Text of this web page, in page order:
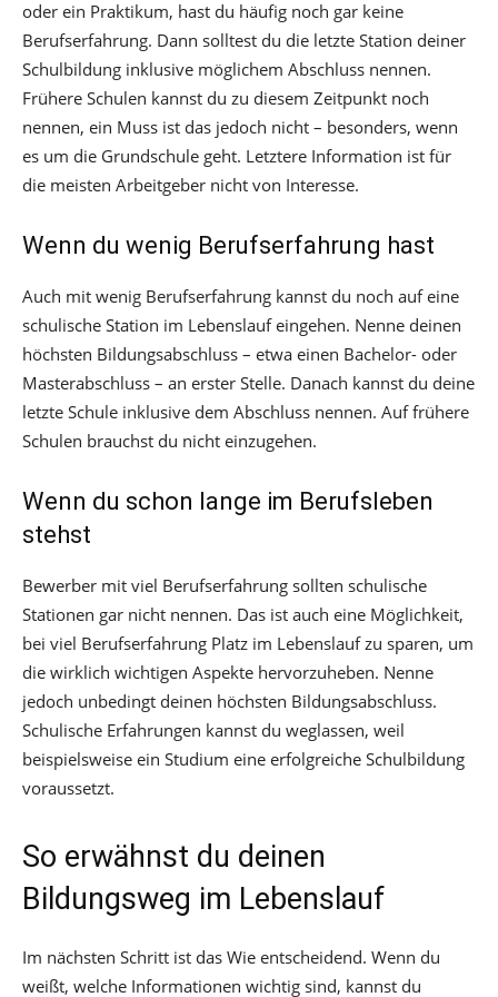
oder ein Praktikum, hast du häufig noch gar keine
Berufserfahrung. Dann solltest du die letzte Station deiner
Schulbildung inklusive möglichem Abschluss nennen.
Frühere Schulen kannst du zu diesem Zeitpunkt noch
nennen, ein Muss ist das jedoch nicht – besonders, wenn
es um die Grundschule geht. Letztere Information ist für
die meisten Arbeitgeber nicht von Interesse.
Wenn du wenig Berufserfahrung hast
Auch mit wenig Berufserfahrung kannst du noch auf eine
schulische Station im Lebenslauf eingehen. Nenne deinen
höchsten Bildungsabschluss – etwa einen Bachelor- oder
Masterabschluss – an erster Stelle. Danach kannst du deine
letzte Schule inklusive dem Abschluss nennen. Auf frühere
Schulen brauchst du nicht einzugehen.
Wenn du schon lange im Berufsleben
stehst
Bewerber mit viel Berufserfahrung sollten schulische
Stationen gar nicht nennen. Das ist auch eine Möglichkeit,
bei viel Berufserfahrung Platz im Lebenslauf zu sparen, um
die wirklich wichtigen Aspekte hervorzuheben. Nenne
jedoch unbedingt deinen höchsten Bildungsabschluss.
Schulische Erfahrungen kannst du weglassen, weil
beispielsweise ein Studium eine erfolgreiche Schulbildung
voraussetzt.
So erwähnst du deinen
Bildungsweg im Lebenslauf
Im nächsten Schritt ist das Wie entscheidend. Wenn du
weißt, welche Informationen wichtig sind, kannst du